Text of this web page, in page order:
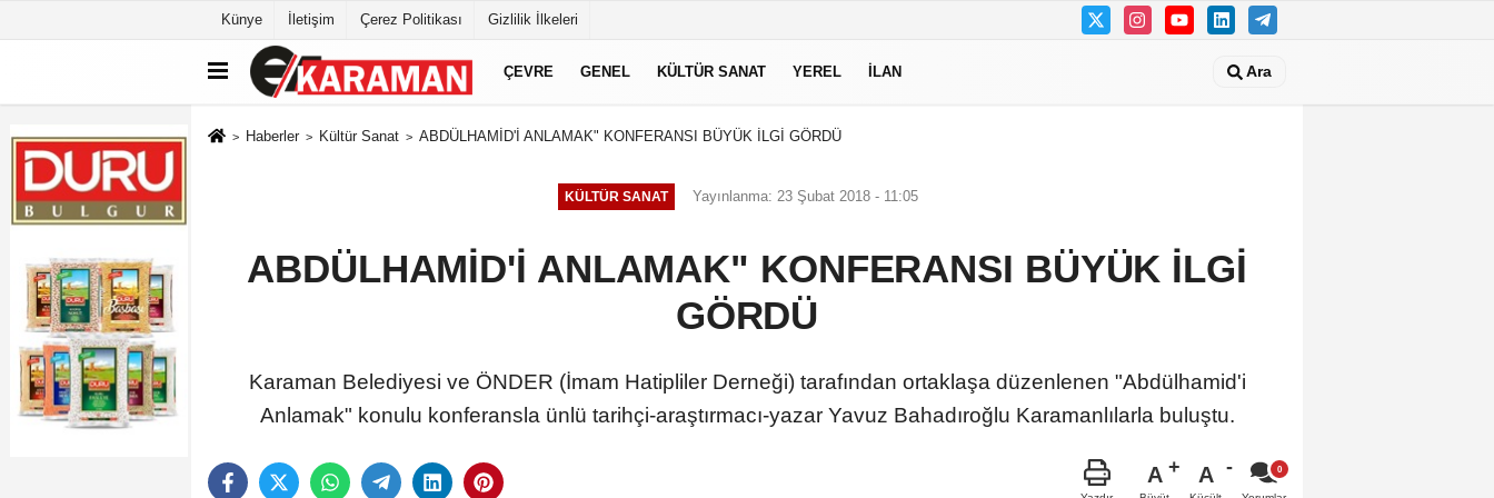
Künye İletişim Çerez Politikası Gizlilik İlkeleri
ÇEVRE GENEL KÜLTÜR SANAT YEREL İLAN Ara
Haberler Kültür Sanat ABDÜLHAMİD'İ ANLAMAK" KONFERANSI BÜYÜK İLGİ GÖRDÜ
KÜLTÜR SANAT Yayınlanma: 23 Şubat 2018 - 11:05
ABDÜLHAMİD'İ ANLAMAK" KONFERANSI BÜYÜK İLGİ
GÖRDÜ
Karaman Belediyesi ve ÖNDER (İmam Hatipliler Derneği) tarafından ortaklaşa düzenlenen "Abdülhamid'i
Anlamak" konulu konferansla ünlü tarihçi-araştırmacı-yazar Yavuz Bahadıroğlu Karamanlılarla buluştu.
A A